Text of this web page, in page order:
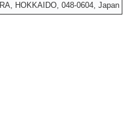
RA, HOKKAIDO, 048-0604, Japan